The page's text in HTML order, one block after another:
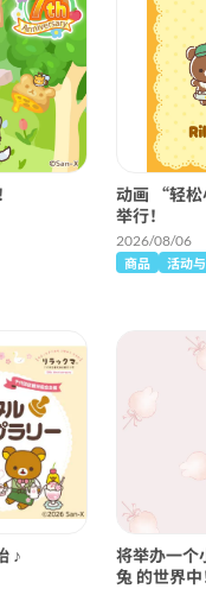
动画 “轻
举行！
2026/08/06
商品 活动
♪
将举办一个
兔 的世界中